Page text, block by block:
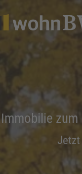
Immobilie
Jetzt